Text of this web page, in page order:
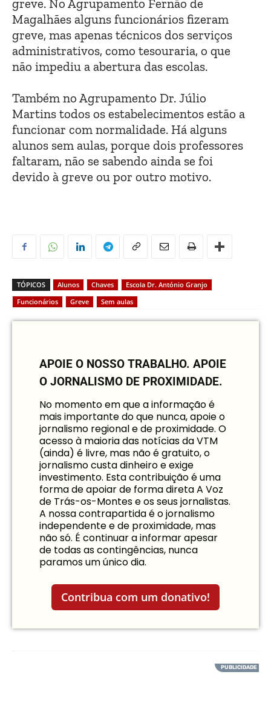
greve. No Agrupamento Fernão de
Magalhães alguns funcionários fizeram
greve, mas apenas técnicos dos serviços
administrativos, como tesouraria, o que
não impediu a abertura das escolas.
Também no Agrupamento Dr. Júlio
Martins todos os estabelecimentos estão a
funcionar com normalidade. Há alguns
alunos sem aulas, porque dois professores
faltaram, não se sabendo ainda se foi
devido à greve ou por outro motivo.
TÓPICOS Alunos Chaves
Escola Dr. António Granjo
Funcionários
Greve Sem aulas
APOIE O NOSSO TRABALHO. APOIE
O JORNALISMO DE PROXIMIDADE.
No momento em que a informação é
mais importante do que nunca, apoie o
jornalismo regional e de proximidade. O
acesso à maioria das notícias da VTM
(ainda) é livre, mas não é gratuito, o
jornalismo custa dinheiro e exige
investimento. Esta contribuição é uma
forma de apoiar de forma direta A Voz
de Trás-os-Montes e os seus jornalistas.
A nossa contrapartida é o jornalismo
independente e de proximidade, mas
não só. É continuar a informar apesar
de todas as contingências, nunca
paramos um único dia.
Contribua com um donativo!